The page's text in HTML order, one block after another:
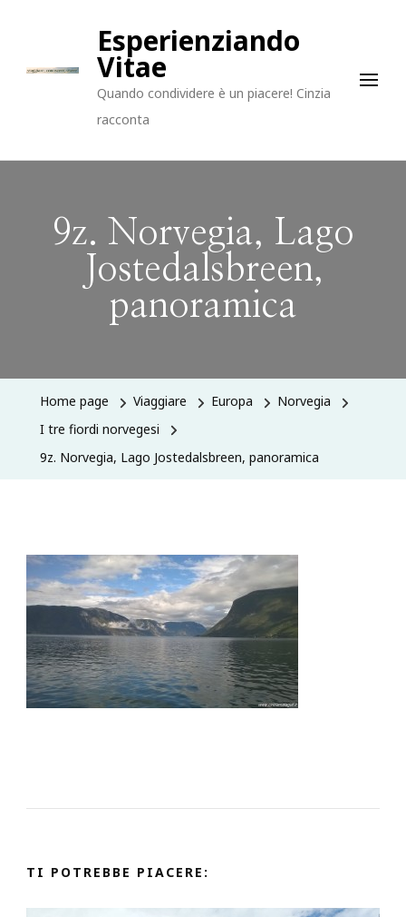
Esperienziando
Vitae
Quando condividere è un piacere! Cinzia
racconta
9z. Norvegia, Lago
Jostedalsbreen,
panoramica
Home page Viaggiare Europa
Norvegia
I tre fiordi norvegesi
9z. Norvegia, Lago Jostedalsbreen, panoramica
TI POTREBBE PIACERE: